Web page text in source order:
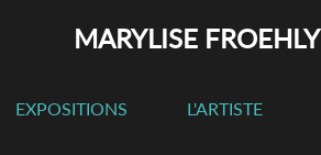
MARYLISE FROEHLY
EXPOSITIONS L'ARTISTE